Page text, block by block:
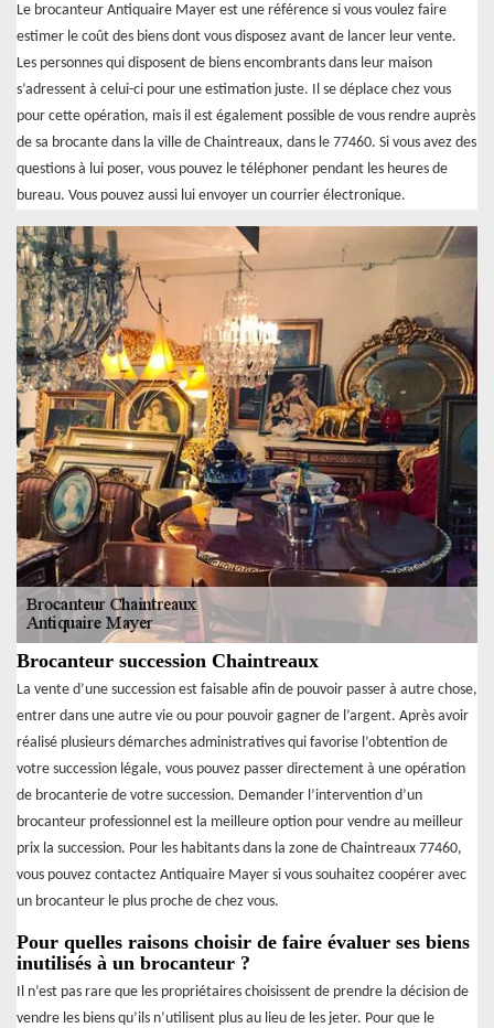
Le brocanteur Antiquaire Mayer est une référence si vous voulez faire
estimer le coût des biens dont vous disposez avant de lancer leur vente.
Les personnes qui disposent de biens encombrants dans leur maison
s’adressent à celui-ci pour une estimation juste. Il se déplace chez vous
pour cette opération, mais il est également possible de vous rendre auprès
de sa brocante dans la ville de Chaintreaux, dans le 77460. Si vous avez des
questions à lui poser, vous pouvez le téléphoner pendant les heures de
bureau. Vous pouvez aussi lui envoyer un courrier électronique.
Brocanteur succession Chaintreaux
La vente d’une succession est faisable afin de pouvoir passer à autre chose,
entrer dans une autre vie ou pour pouvoir gagner de l’argent. Après avoir
réalisé plusieurs démarches administratives qui favorise l’obtention de
votre succession légale, vous pouvez passer directement à une opération
de brocanterie de votre succession. Demander l’intervention d’un
brocanteur professionnel est la meilleure option pour vendre au meilleur
prix la succession. Pour les habitants dans la zone de Chaintreaux 77460,
vous pouvez contactez Antiquaire Mayer si vous souhaitez coopérer avec
un brocanteur le plus proche de chez vous.
Pour quelles raisons choisir de faire évaluer ses biens
inutilisés à un brocanteur ?
Il n’est pas rare que les propriétaires choisissent de prendre la décision de
vendre les biens qu’ils n’utilisent plus au lieu de les jeter. Pour que le